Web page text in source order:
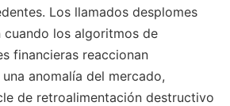
Los llamados desplomes
cuando los algoritmos de
financieras reaccionan
anomalía del mercado,
de retroalimentación destructivo